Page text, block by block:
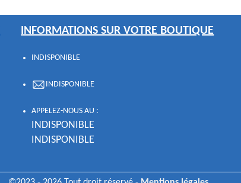
INFORMATIONS SUR VOTRE BOUTIQUE
INDISPONIBLE
INDISPONIBLE
APPELEZ-NOUS AU :
INDISPONIBLE
INDISPONIBLE